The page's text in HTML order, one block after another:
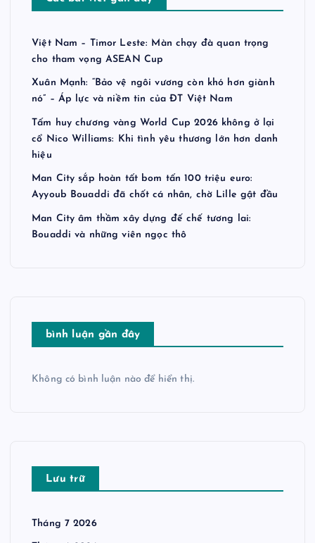
Việt Nam – Timor Leste: Màn chạy đà quan trọng
cho tham vọng ASEAN Cup
Xuân Mạnh: “Bảo vệ ngôi vương còn khó hơn giành
nó” – Áp lực và niềm tin của ĐT Việt Nam
Tấm huy chương vàng World Cup 2026 không ở lại
cổ Nico Williams: Khi tình yêu thương lớn hơn danh
hiệu
Man City sắp hoàn tất bom tấn 100 triệu euro:
Ayyoub Bouaddi đã chốt cá nhân, chờ Lille gật đầu
Man City âm thầm xây dựng đế chế tương lai:
Bouaddi và những viên ngọc thô
bình luận gần đây
Không có bình luận nào để hiển thị.
Lưu trữ
Tháng 7 2026